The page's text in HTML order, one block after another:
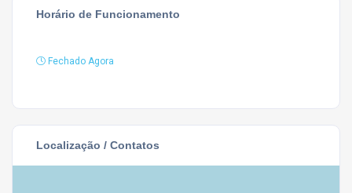
Horário de Funcionamento
Fechado Agora
Localização / Contatos